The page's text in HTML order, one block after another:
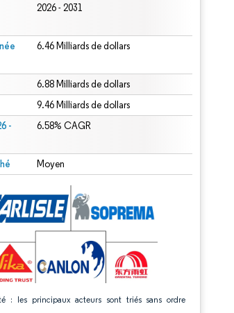
2026 - 2031
6.46 Milliards de dollars
6.88 Milliards de dollars
9.46 Milliards de dollars
-
6.58% CAGR
Moyen
: les principaux acteurs sont triés sans ordre
réutilisation nécessite une attribution sous CC BY 4.0.
4.0.